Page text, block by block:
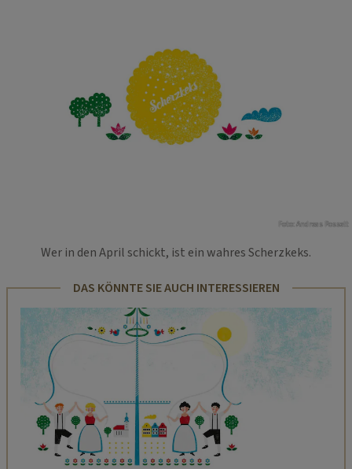
Foto: Andreas Posselt
Wer in den April schickt, ist ein wahres Scherzkeks.
DAS KÖNNTE SIE AUCH INTERESSIEREN